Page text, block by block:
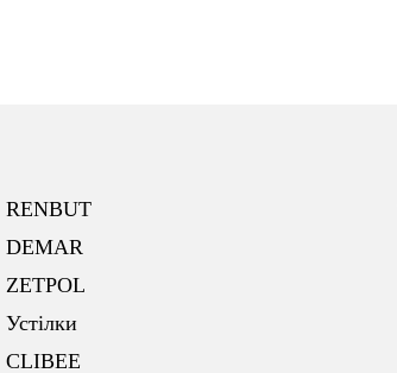
RENBUT
DEMAR
ZETPOL
Устілки
CLIBEE